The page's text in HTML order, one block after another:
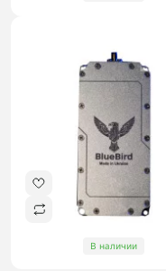
В наличии